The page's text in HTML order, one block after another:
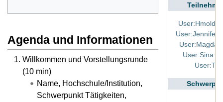
User:Jennifer
User:Sina
Agenda und Informationen
Willkommen und Vorstellungsrunde
(10 min)
Name, Hochschule/Institution,
Schwerpunkt Tätigkeiten,